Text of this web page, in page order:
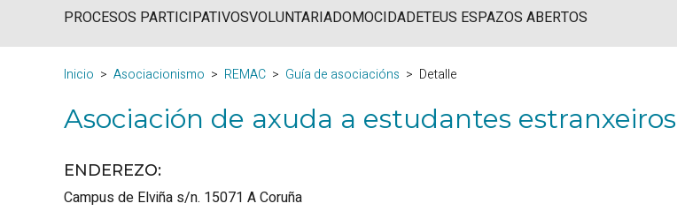
PROCESOS PARTICIPATIVOSVOLUNTARIADOMOCIDADETEUS ESPAZOS ABERTOS
Inicio Asociacionismo REMAC Guía de asociacións Detalle
Asociación de axuda a estudantes estranxeiros
ENDEREZO:
Campus de Elviña s/n. 15071 A Coruña